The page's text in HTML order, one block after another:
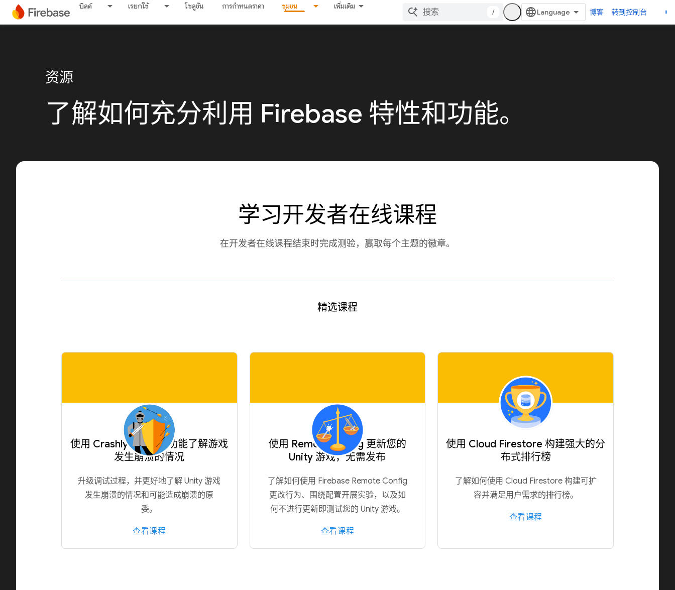
บิลด์ เรียกใช้ โซลูชัน การกำหนดราคา ชุมชน เพิ่มเติม
/ 博客 转到控制台
资源
了解如何充分利用 Firebase 特性和功能。
学习开发者在线课程
在开发者在线课程结束时完成测验，赢取每个主题的徽章。
精选课程
使用 Crashlytics 高级功能了解游戏
发生崩溃的情况
升级调试过程，并更好地了解 Unity 游戏
发生崩溃的情况和可能造成崩溃的原
委。
查看课程
使用 Remote Config 更新您的
Unity 游戏，无需发布
了解如何使用 Firebase Remote Config
更改行为、围绕配置开展实验，以及如
何不进行更新即测试您的 Unity 游戏。
查看课程
使用 Cloud Firestore 构建强大的分
布式排行榜
了解如何使用 Cloud Firestore 构建可扩
容并满足用户需求的排行榜。
查看课程